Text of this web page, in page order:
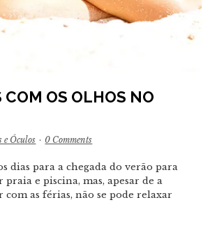
COM OS OLHOS NO
e Óculos · 0 Comments
dias para a chegada do verão para
e piscina, mas, apesar de a
com as férias, não se pode relaxar